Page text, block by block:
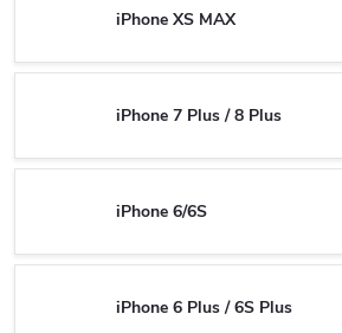
iPhone XS MAX
iPhone 7 Plus / 8 Plus
iPhone 6/6S
iPhone 6 Plus / 6S Plus